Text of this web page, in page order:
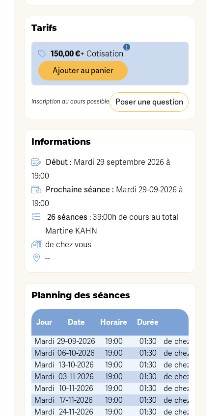
Tarifs
150,00 €+ Cotisation
Ajouter au panier
Inscription au cours possible Poser une question
Informations
Début : Mardi 29 septembre 2026 à
19:00
Prochaine séance : Mardi 29-09-2026 à
19:00
26 séances : 39:00h de cours au total
Martine KAHN
de chez vous
--
Planning des séances
Jour Date Horaire Durée
Mardi 29-09-2026 19:00 01:30
de chez vous
Mardi 06-10-2026 19:00 01:30
de chez vous
Mardi 13-10-2026 19:00 01:30
de chez vous
Mardi 03-11-2026 19:00 01:30
de chez vous
Mardi 10-11-2026 19:00 01:30
de chez vous
Mardi 17-11-2026 19:00 01:30
de chez vous
Mardi 24-11-2026 19:00 01:30 de chez vous